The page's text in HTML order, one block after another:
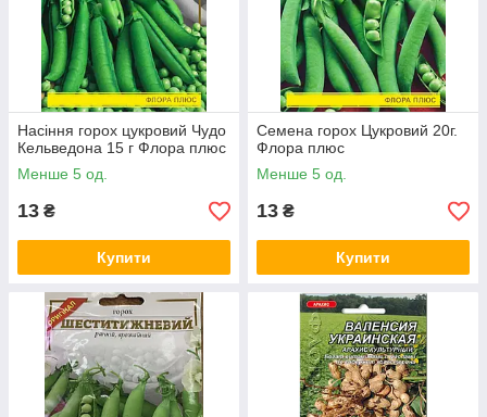
Насіння горох цукровий Чудо
Кельведона 15 г Флора плюс
Менше 5 од.
13 ₴
Купити
Семена горох Цукровий 20г.
Флора плюс
Менше 5 од.
13 ₴
Купити